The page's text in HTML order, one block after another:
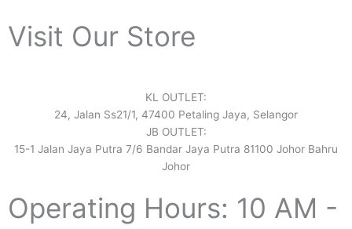
Visit Our Store
KL OUTLET:
24, Jalan Ss21/1, 47400 Petaling Jaya, Selangor
JB OUTLET:
15-1 Jalan Jaya Putra 7/6 Bandar Jaya Putra 81100 Johor Bahru
Johor
Operating Hours: 10 AM -